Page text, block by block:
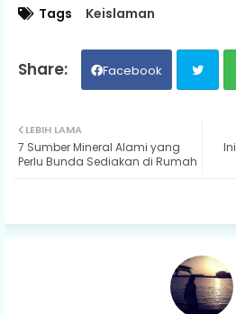
Tags Keislaman
Facebook
LEBIH LAMA
7 Sumber Mineral Alami yang
Perlu Bunda Sediakan di Rumah